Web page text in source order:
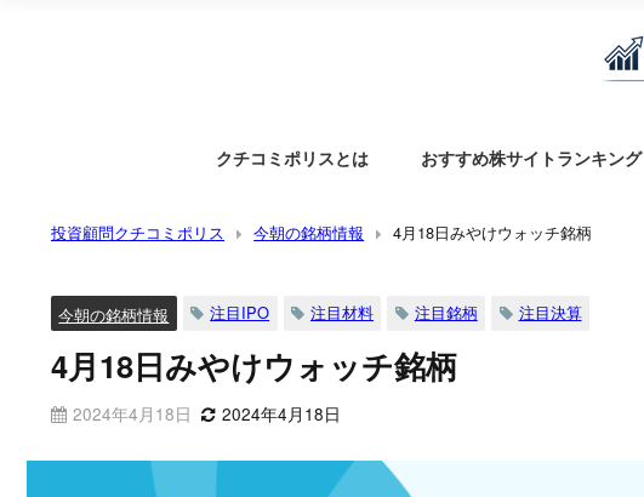
クチコミポリスとは おすすめ株サイトランキング
投資顧問クチコミポリス 今朝の銘柄情報 4月18日みやけウォッチ銘柄
今朝の銘柄情報 注目IPO 注目材料 注目銘柄 注目決算
4月18日みやけウォッチ銘柄
2024年4月18日 2024年4月18日